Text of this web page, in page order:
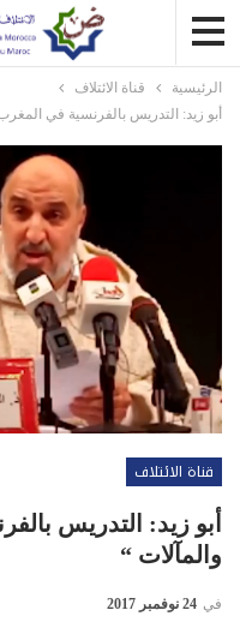
الرئيسية
قناة الائتلاف
أبو زيد: التدريس بالفرنسية في
قناة الائتلاف
أبو زيد: التدريس
والمآلات “
في 24 نوفمبر 2017